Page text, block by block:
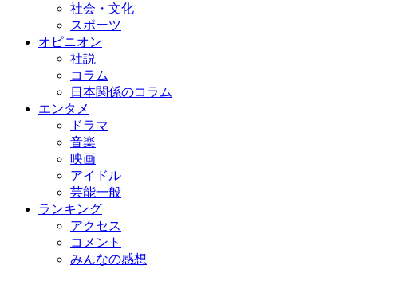
社会・文化
スポーツ
オピニオン
社説
コラム
日本関係のコラム
エンタメ
ドラマ
音楽
映画
アイドル
芸能一般
ランキング
アクセス
コメント
みんなの感想